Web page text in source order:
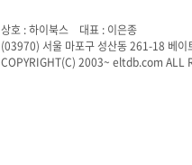
상호 : 하이북스 대표 : 이은종
(03970) 서울 마포구 성산동 261-18 베이
COPYRIGHT(C) 2003~ eltdb.com ALL